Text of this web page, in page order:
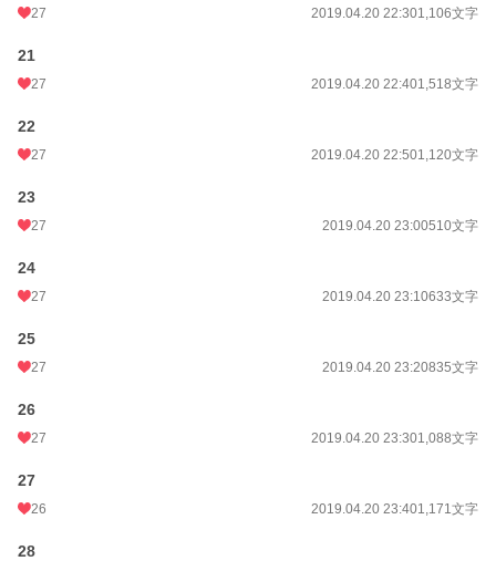
27 2019.04.20 22:301,106文字
21
27 2019.04.20 22:401,518文字
22
27 2019.04.20 22:501,120文字
23
27 2019.04.20 23:00510文字
24
27 2019.04.20 23:10633文字
25
27 2019.04.20 23:20835文字
26
27 2019.04.20 23:301,088文字
27
26 2019.04.20 23:401,171文字
28